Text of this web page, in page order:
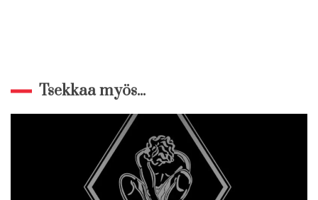
Tsekkaa myös...